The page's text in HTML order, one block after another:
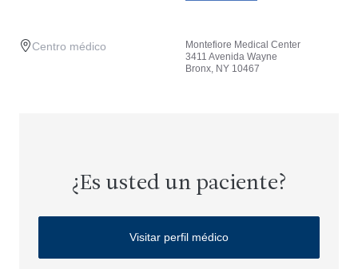
Centro médico
Montefiore Medical Center
3411 Avenida Wayne
Bronx, NY 10467
¿Es usted un paciente?
Visitar perfil médico